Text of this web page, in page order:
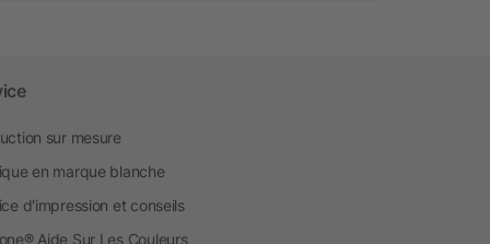
sur mesure
en marque blanche
d'impression et conseils
Aide Sur Les Couleurs